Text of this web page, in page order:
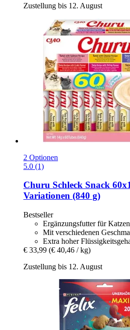
Zustellung bis 12. August
2 Optionen
5.0 (1)
Churu Schleck Snack
Variationen (840 g)
Bestseller
Ergänzungsfutter für Katzen
Mit verschiedenen
Extra hoher
€ 33,99 (€ 40,46 / kg)
Zustellung bis 12. August